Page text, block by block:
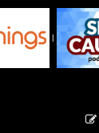
|